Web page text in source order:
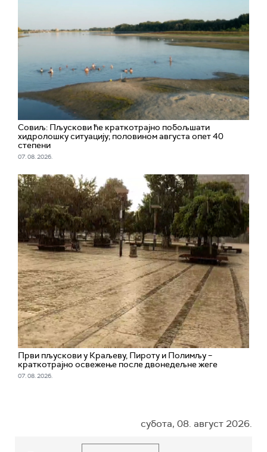
Совиљ: Пљускови ће краткотрајно побољшати
хидролошку ситуацију; половином августа опет 40
степени
07. 08. 2026.
Први пљускови у Краљеву, Пироту и Полимљу –
краткотрајно освежење после двонедељне жеге
07. 08. 2026.
субота, 08. август 2026.